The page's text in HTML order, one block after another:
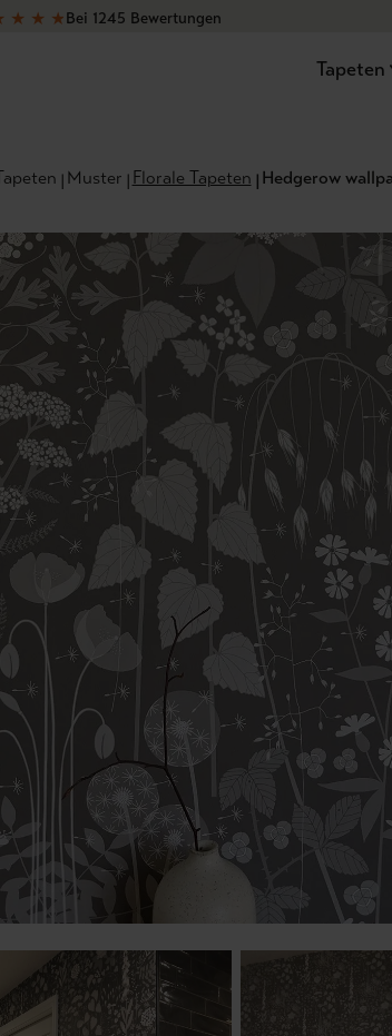
springen
★ ★ ★Bei 1245 Bewertungen
Tapeten
Muster Florale Tapeten Hedgerow